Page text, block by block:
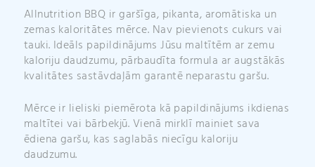
Allnutrition BBQ ir garšīga, pikanta, aromātiska un
zemas kaloritātes mērce. Nav pievienots cukurs vai
tauki. Ideāls papildinājums Jūsu maltītēm ar zemu
kaloriju daudzumu, pārbaudīta formula ar augstākās
kvalitātes sastāvdaļām garantē neparastu garšu.
Mērce ir lieliski piemērota kā papildinājums ikdienas
maltītei vai bārbekjū. Vienā mirklī mainiet sava
ēdiena garšu, kas saglabās niecīgu kaloriju
daudzumu.